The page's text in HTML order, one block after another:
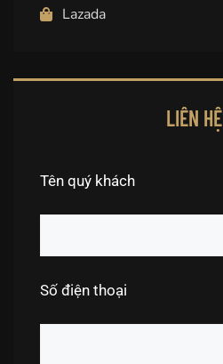
Lazada
LIÊN HỆ
Tên quý khách
Số điện thoại